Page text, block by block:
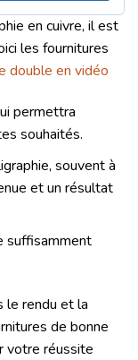
en cuivre, il est
les fournitures
double en vidéo
permettra
souhaités.
souvent à
et un résultat
suffisamment
le rendu et la
de bonne
votre réussite